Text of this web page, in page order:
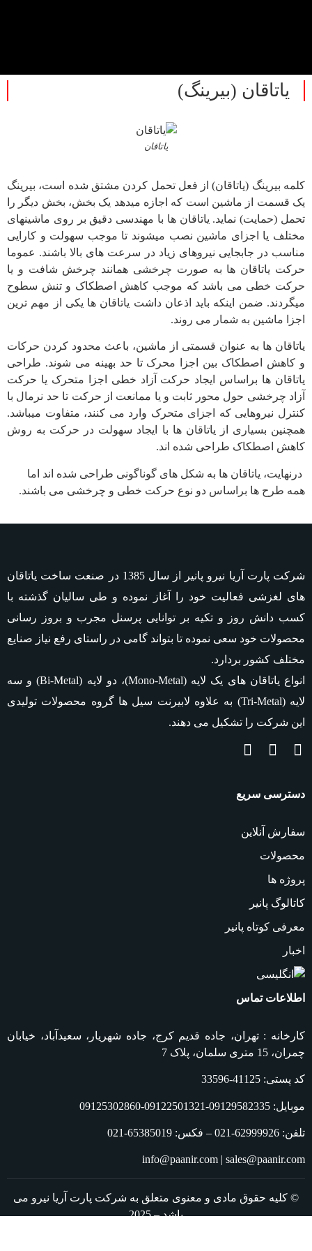
یاتاقان (بیرینگ)
یاتاقان
کلمه بیرینگ (یاتاقان) از فعل تحمل کردن مشتق شده است، بیرینگ
یک قسمت از ماشین است که اجازه می­دهد یک بخش، بخش دیگر را
تحمل (حمایت) نماید. یاتاقان ها با مهندسی دقیق بر روی ماشین­های
مختلف یا اجزای ماشین نصب می­شوند تا موجب سهولت و کارایی
مناسب در جابجایی نیروهای زیاد در سرعت های بالا باشند. عموما
حرکت یاتاقان ها به صورت چرخشی همانند چرخش شافت و یا
حرکت خطی می باشد که موجب کاهش اصطکاک و تنش سطوح
می­گردند. ضمن اینکه باید اذعان داشت یاتاقان ها یکی از مهم ترین
اجزا ماشین به شمار می روند.
یاتاقان ها به عنوان قسمتی از ماشین، باعث محدود کردن حرکات
و کاهش اصطکاک بین اجزا محرک تا حد بهینه می شوند. طراحی
یاتاقان ها براساس ایجاد حرکت آزاد خطی اجزا متحرک یا حرکت
آزاد چرخشی حول محور ثابت و یا ممانعت از حرکت تا حد نرمال با
کنترل نیروهایی که اجزای متحرک وارد می کنند، متفاوت می­باشد.
همچنین بسیاری از یاتاقان ها با ایجاد سهولت در حرکت به روش
کاهش اصطکاک طراحی شده اند.
درنهایت، یاتاقان ها به شکل های گوناگونی طراحی شده اند اما
همه طرح ها براساس دو نوع حرکت خطی و چرخشی می باشند.
شرکت پارت آریا نیرو پانیر از سال 1385 در صنعت ساخت یاتاقان
های لغزشی فعالیت خود را آغاز نموده و طی سالیان گذشته با
کسب دانش روز و تکیه بر توانایی پرسنل مجرب و بروز رسانی
محصولات خود سعی نموده تا بتواند گامی در راستای رفع نیاز صنایع
مختلف کشور بردارد.
انواع یاتاقان های یک لایه
، دو لایه
و سه
لایه (Tri-Metal)
به علاوه لابیرنت سیل ها گروه محصولات تولیدی
این شرکت را تشکیل می دهند.
دسترسی سریع
سفارش آنلاین
محصولات
پروژه ها
کاتالوگ پانیر
معرفی کوتاه پانیر
اخبار
اطلاعات تماس
کارخانه : تهران، جاده قدیم کرج، جاده شهریار، سعیدآباد، خیابان
چمران، 15 متری سلمان، پلاک 7
کد پستی: 41125-33596
موبایل: 09129582335-09122501321-09125302860
تلفن: 62999926-021 – فکس: 65385019-021
info@paanir.com | sales@paanir.com
© کلیه حقوق مادی و معنوی متعلق به شرکت پارت آریا نیرو می
باشد – 2025